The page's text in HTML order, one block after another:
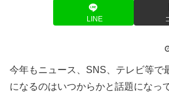
LINE
今年もニュース、SNS、テレビ等で
になるのはいつからかと話題になっ